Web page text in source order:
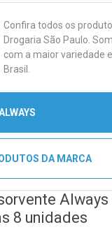
Confira todos os
Drogaria São Paulo.
com a maior variedade
Brasil.
DA MARCA
8 unidades